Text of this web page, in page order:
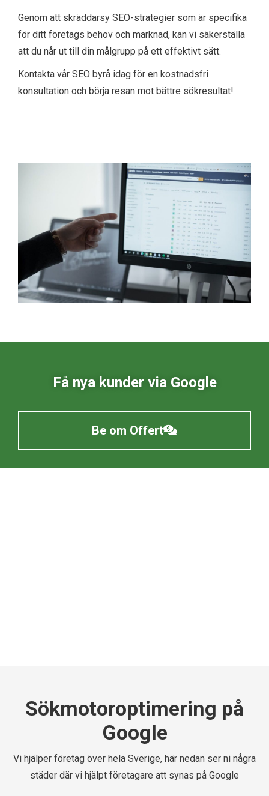
Genom att skräddarsy SEO-strategier som är specifika
för ditt företags behov och marknad, kan vi säkerställa
att du når ut till din målgrupp på ett effektivt sätt.
Kontakta vår SEO byrå idag för en kostnadsfri
konsultation och börja resan mot bättre sökresultat!
Få nya kunder via Google
Be om Offert
Sökmotoroptimering på
Google
Vi hjälper företag över hela Sverige, här nedan ser ni några
städer där vi hjälpt företagare att synas på Google